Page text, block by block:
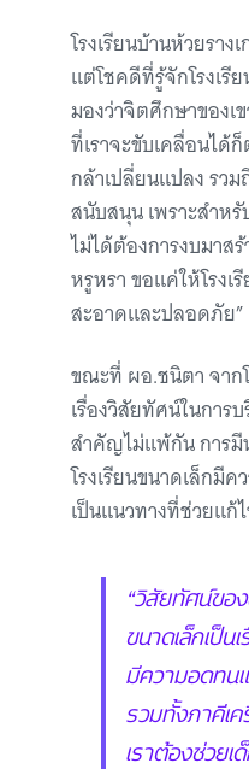
โรงเรียนบ้านห้วยรา
แต่โชคดีที่รู้จักโรงเรี
มองว่าจิตศึกษาของเ
ที่เราจะขับเคลื่อนได้
กล้าเปลี่ยนแปลง รว
สนับสนุน เพราะสำหรั
ไม่ได้ต้องการงบมาส
หรูหรา ขอแค่ให้โรง
สะอาดและปลอดภัย”
ขณะที่ ผอ.ชนิตา จาก
เรื่องวิสัยทัศน์ในการบ
สำคัญไม่แพ้กัน การมี
โรงเรียนขนาดเล็กมี
เป็นแนวทางที่ช่วยแ
“วิสัยทัศน์ขอ
ขนาดเล็กเป็
มีความอดทน
รวมทั้งภาคีเ
เราต้องช่วยเ